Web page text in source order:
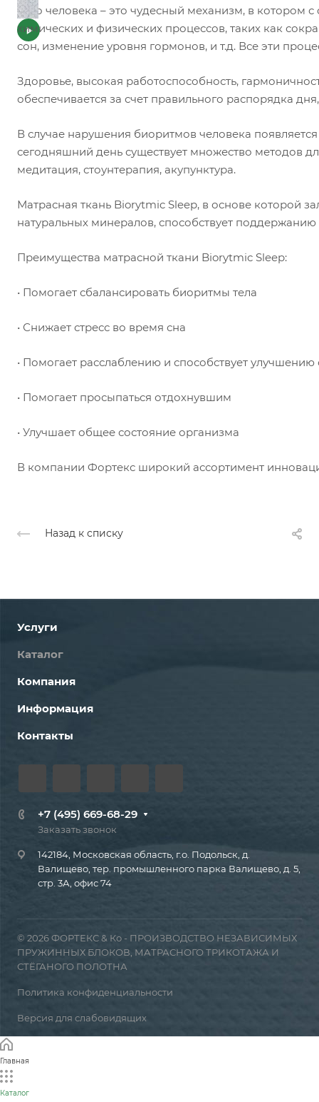
Тело человека – это чудесный механизм, в котором
химических и физических процессов, таких как
сон, изменение уровня гормонов, и т.д. Все эти
Здоровье, высокая работоспособность,
обеспечивается за счет правильного распорядка
В случае нарушения биоритмов человека появляется
сегодняшний день существует множество методов
медитация, стоунтерапия, акупунктура.
Матрасная ткань Biorytmic Sleep, в основе которой
натуральных минералов, способствует
Преимущества матрасной ткани Biorytmic Sleep:
• Помогает сбалансировать биоритмы тела
• Снижает стресс во время сна
• Помогает расслаблению и способствует улучшению
• Помогает просыпаться отдохнувшим
• Улучшает общее состояние организма
В компании Фортекс широкий ассортимент
Назад к списку
Услуги
Каталог
Компания
Информация
Контакты
+7 (495) 669-68-29
Заказать звонок
142184, Московская область, г.о. Подольск, д.
Валищево, тер. промышленного парка Валищево, д. 5,
стр. 3А, офис 74
© 2026 ФОРТЕКС & Ко - ПРОИЗВОДСТВО НЕЗАВИСИМЫХ
ПРУЖИННЫХ БЛОКОВ, МАТРАСНОГО ТРИКОТАЖА И
СТЁГАНОГО ПОЛОТНА
Политика конфиденциальности
Версия для слабовидящих
Главная
Каталог